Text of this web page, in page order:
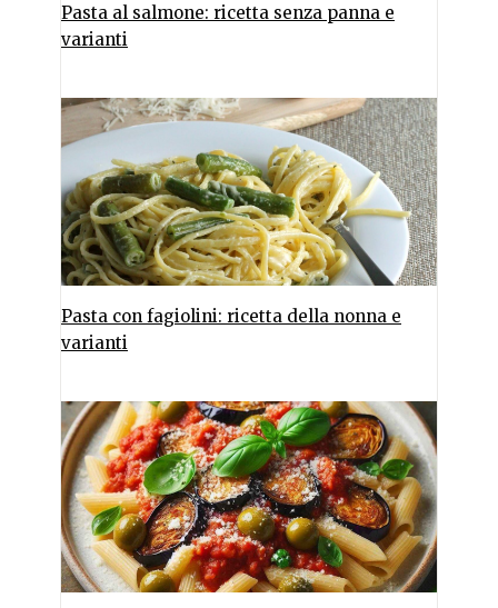
Pasta al salmone: ricetta senza panna e
varianti
Pasta con fagiolini: ricetta della nonna e
varianti